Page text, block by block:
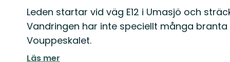
Beskrivning
Leden startar vid väg E12 i Umasjö och
Vandringen har inte speciellt många
Vouppeskalet.
Läs mer